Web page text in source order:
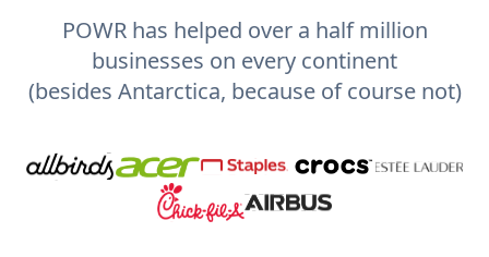
POWR has helped over a half million
businesses on every continent
(besides Antarctica, because of course not)